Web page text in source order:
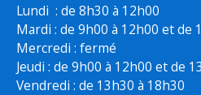
Lundi : de 8h30 à 12h00
Mardi : de 9h00 à 12h00 et de
Mercredi : fermé
Jeudi : de 9h00 à 12h00 et de
Vendredi : de 13h30 à 18h30